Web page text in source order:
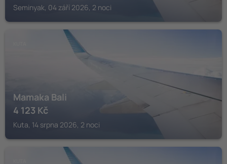
Seminyak, 04 září 2026, 2 noci
Mamaka Bali
4 123 Kč
Kuta, 14 srpna 2026, 2 noci